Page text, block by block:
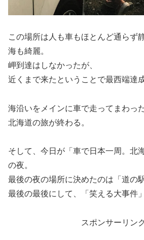
この場所は人も車もほとんど通らず
海も綺麗。
岬到達はしなかったが、
近くまで来たということで最西端達成
海沿いをメインに車で走ってまわっ
北海道の旅が終わる。
そして、今日が「車で日本一周。北
の夜。
最後の夜の場所に決めたのは「道の
最後の最後にして、「笑える大事件
スポンサーリンク